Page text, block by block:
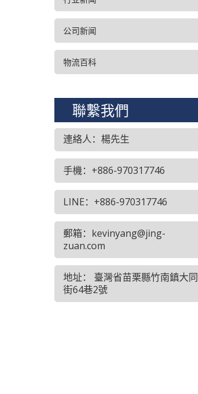
公司新闻
物流百科
聯繫我們
連絡人：楊先生
手機：+886-970317746
LINE：+886-970317746
郵箱：kevinyang@jing-
zuan.com
地址： 臺灣省苗栗縣竹南鎮大同
街64巷2號